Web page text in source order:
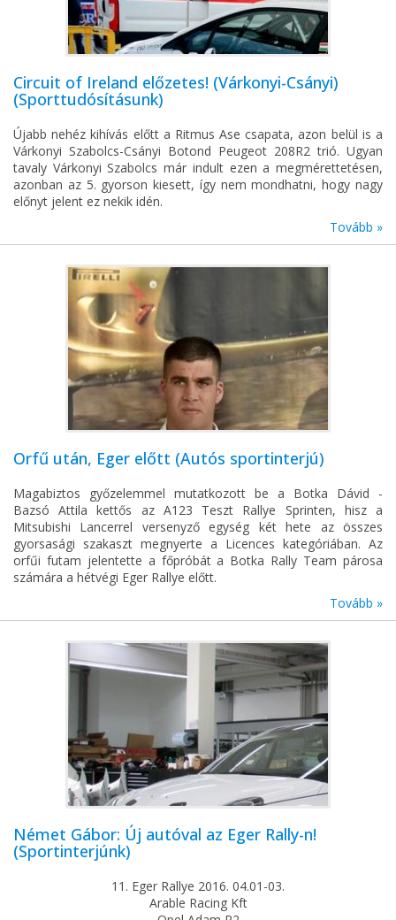
Circuit of Ireland előzetes! (Várkonyi-Csányi)
(Sporttudósításunk)
Újabb nehéz kihívás előtt a Ritmus Ase csapata, azon belül is a
Várkonyi Szabolcs-Csányi Botond Peugeot 208R2 trió. Ugyan
tavaly Várkonyi Szabolcs már indult ezen a megmérettetésen,
azonban az 5. gyorson kiesett, így nem mondhatni, hogy nagy
előnyt jelent ez nekik idén.
Tovább »
Orfű után, Eger előtt (Autós sportinterjú)
Magabiztos győzelemmel mutatkozott be a Botka Dávid -
Bazsó Attila kettős az A123 Teszt Rallye Sprinten, hisz a
Mitsubishi Lancerrel versenyző egység két hete az összes
gyorsasági szakaszt megnyerte a Licences kategóriában. Az
orfűi futam jelentette a főpróbát a Botka Rally Team párosa
számára a hétvégi Eger Rallye előtt.
Tovább »
Német Gábor: Új autóval az Eger Rally-n!
(Sportinterjúnk)
11. Eger Rallye 2016. 04.01-03.
Arable Racing Kft